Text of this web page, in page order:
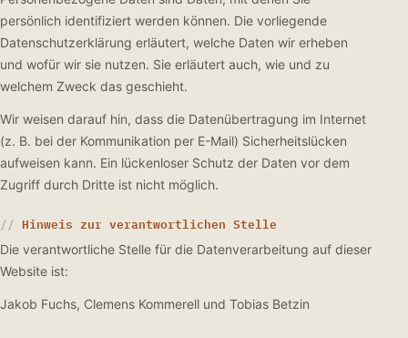
persönlich identifiziert werden können. Die vorliegende
Datenschutzerklärung erläutert, welche Daten wir erheben
und wofür wir sie nutzen. Sie erläutert auch, wie und zu
welchem Zweck das geschieht.
Wir weisen darauf hin, dass die Datenübertragung im Internet
(z. B. bei der Kommunikation per E-Mail) Sicherheitslücken
aufweisen kann. Ein lückenloser Schutz der Daten vor dem
Zugriff durch Dritte ist nicht möglich.
Hinweis zur verantwortlichen Stelle
Die verantwortliche Stelle für die Datenverarbeitung auf dieser
Website ist:
Jakob Fuchs, Clemens Kommerell und Tobias Betzin